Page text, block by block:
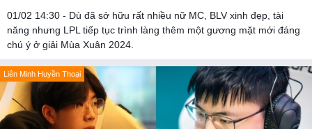
01/02 14:30 - Dù đã sở hữu rất nhiều nữ MC, BLV xinh đẹp, tài
năng nhưng LPL tiếp tục trình làng thêm một gương mặt mới đáng
chú ý ở giải Mùa Xuân 2024.
Liên Minh Huyền Thoại